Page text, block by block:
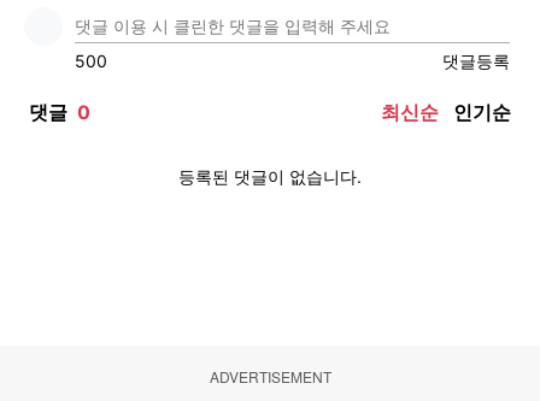
ADVERTISEMENT